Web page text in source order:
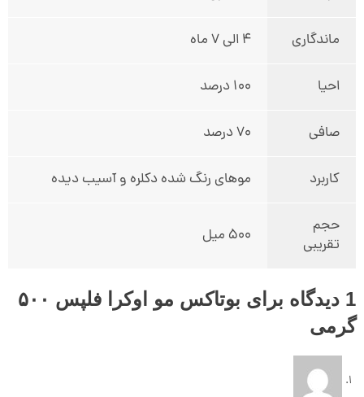
ماندگاری 4 الی 7 ماه
احیا 100 درصد
صافی 70 درصد
کاربرد موهای رنگ شده دکلره و آسیب دیده
حجم
تقریبی
500 میل
1 دیدگاه برای
بوتاکس مو اوکرا فلپس ۵۰۰
گرمی